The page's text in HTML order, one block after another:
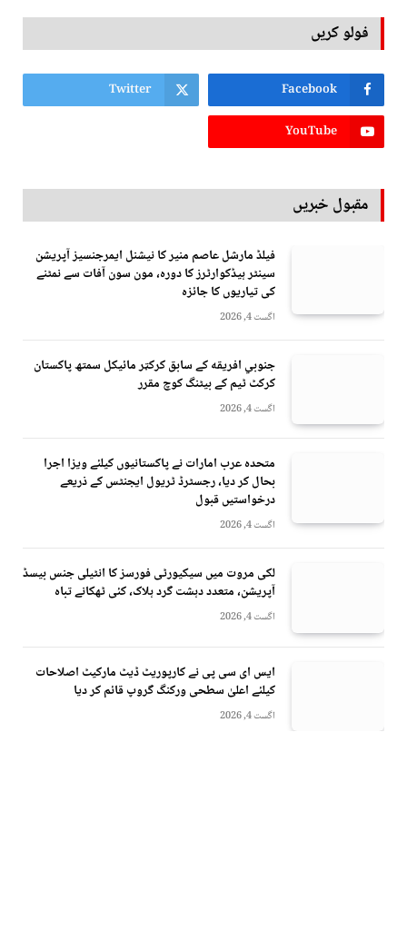
فولو کریں
Facebook
Twitter
YouTube
مقبول خبریں
فیلڈ مارشل عاصم منیر کا نیشنل ایمرجنسیز آپریشن
سینٹر ہیڈکوارٹرز کا دورہ، مون سون آفات سے نمٹنے
کی تیاریوں کا جائزہ
اگست 4, 2026
جنوبي افريقه کے سابق کرکټر مائیکل سمتھ پاکستان
کرکٹ ٹیم کے بیٹنگ کوچ مقرر
اگست 4, 2026
متحدہ عرب امارات نے پاکستانیوں کیلئے ویزا اجرا
بحال کر دیا، رجسٹرڈ ٹریول ایجنٹس کے ذریعے
درخواستیں قبول
اگست 4, 2026
لکی مروت میں سیکیورٹی فورسز کا انٹیلی جنس بیسڈ
آپریشن، متعدد دہشت گرد ہلاک، کئی ٹھکانے تباہ
اگست 4, 2026
ایس ای سی پی نے کارپوریٹ ڈیٹ مارکیٹ اصلاحات
کیلئے اعلیٰ سطحی ورکنگ گروپ قائم کر دیا
اگست 4, 2026